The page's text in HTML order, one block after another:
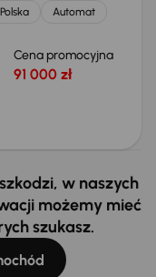
Automat
Cena promocyjna
91 000 zł
w naszych
możemy mieć
szukasz.